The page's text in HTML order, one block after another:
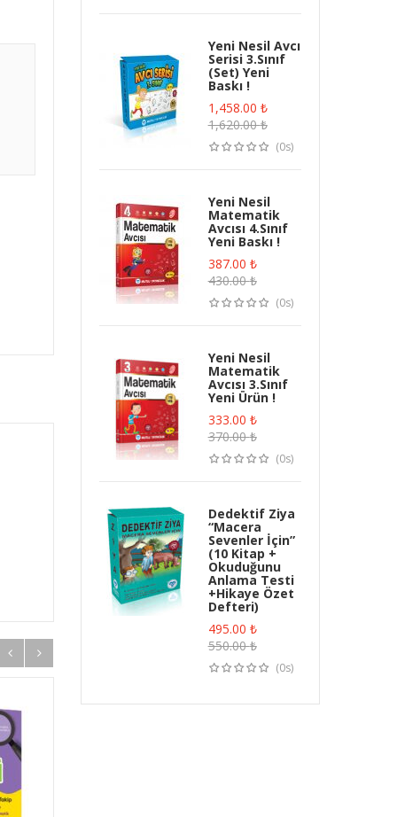
Yeni Nesil Avcı
Serisi 3.Sınıf
(Set) Yeni
Baskı !
1,458.00 ₺
1,620.00₺
(0s)
Yeni Nesil
Matematik
Avcısı 4.Sınıf
Yeni Baskı !
387.00 ₺
430.00₺
(0s)
Yeni Nesil
Matematik
Avcısı 3.Sınıf
Yeni Ürün !
333.00 ₺
370.00₺
(0s)
Dedektif Ziya
“Macera
Sevenler İçin”
(10 Kitap +
Okuduğunu
Anlama Testi
+Hikaye Özet
Defteri)
495.00 ₺
550.00₺
(0s)